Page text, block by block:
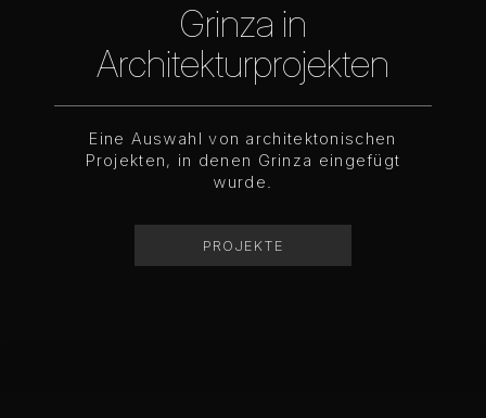
Grinza in
Architekturprojekten
Eine Auswahl von architektonischen
Projekten, in denen Grinza eingefügt
wurde.
PROJEKTE